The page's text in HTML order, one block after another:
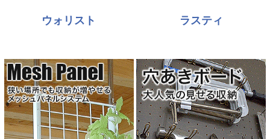
ウォリスト ラスティ